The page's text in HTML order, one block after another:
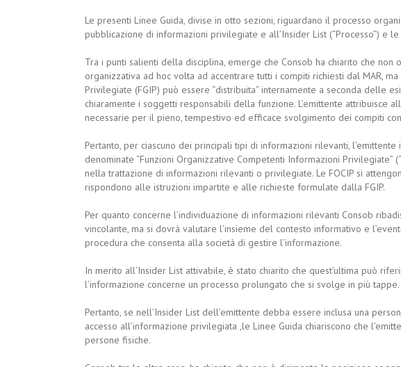
Le presenti Linee Guida, divise in otto sezioni, riguardano il processo
pubblicazione di informazioni privilegiate e all’Insider List (“Processo”) e
Tra i punti salienti della disciplina, emerge che Consob ha chiarito che non
organizzativa ad hoc volta ad accentrare tutti i compiti richiesti dal MAR,
Privilegiate (FGIP) può essere “distribuita” internamente a seconda delle
chiaramente i soggetti responsabili della funzione. L’emittente attribuisce
necessarie per il pieno, tempestivo ed efficace svolgimento dei compiti
Pertanto, per ciascuno dei principali tipi di informazioni rilevanti,
denominate “Funzioni Organizzative Competenti Informazioni Privilegiate”
nella trattazione di informazioni rilevanti o privilegiate. Le FOCIP si
rispondono alle istruzioni impartite e alle richieste formulate dalla FGIP.
Per quanto concerne l’individuazione di informazioni rilevanti Consob
vincolante, ma si dovrà valutare l’insieme del contesto informativo e
procedura che consenta alla società di gestire l’informazione.
In merito all’Insider List attivabile, è stato chiarito che quest’ultima può
l’informazione concerne un processo prolungato che si svolge in più tappe.
Pertanto, se nell’Insider List dell’emittente debba essere inclusa una
accesso all’informazione privilegiata ,le Linee Guida chiariscono che
persone fisiche.